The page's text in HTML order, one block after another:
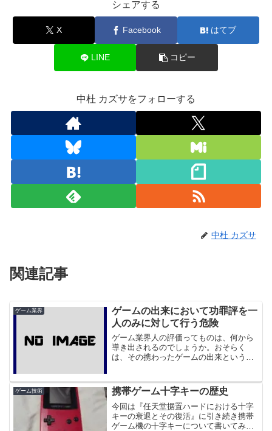
シェアする
X Facebook はてブ
LINE コピー
中杜 カズサをフォローする
中杜 カズサ
関連記事
ゲーム業界
ゲームの出来において功罪評を一
人のみに対して行う危険
ゲーム業界人の評価ってものは、何から
導き出されるのでしょうか。おそらく
は、その携わったゲームの出来というも
思います。しかし、そのゲームの功績は
その人だけとは限らないとも...
ゲーム技術 携帯ゲーム十字キーの歴史
今回は『任天堂据置ハードにおける十字
キーの衰退とその復活』に引き続き携帯
ゲーム機の十字キーについて書いてみよ